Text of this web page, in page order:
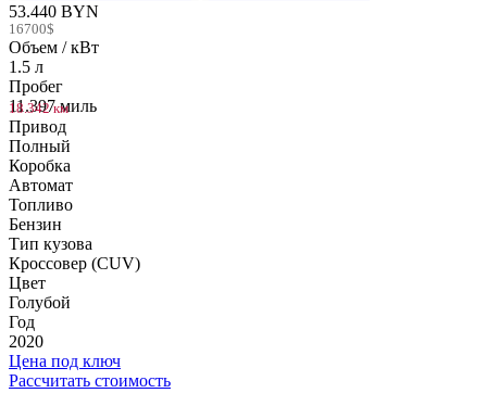
53.440 BYN
16700$
Объем / кВт
1.5 л
Пробег
11.397 миль
18.342 км
Привод
Полный
Коробка
Автомат
Топливо
Бензин
Тип кузова
Кроссовер (CUV)
Цвет
Голубой
Год
2020
Цена под ключ
Рассчитать стоимость